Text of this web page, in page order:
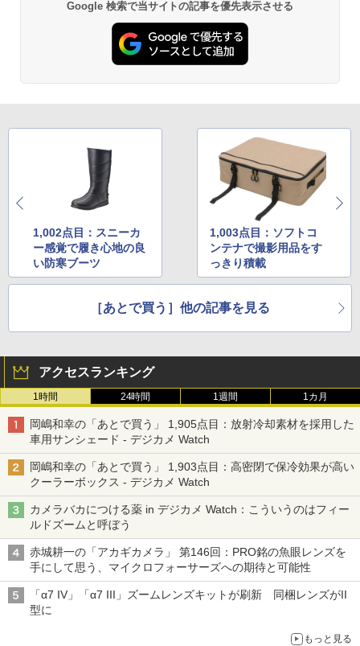
Google 検索で当サイトの記事を優先表示させる
1,002点目：スニーカ
ー感覚で履き心地の良
い防寒ブーツ
1,003点目：ソフトコ
ンテナで撮影用品をす
っきり積載
［あとで買う］他の記事を見る
アクセスランキング
1時間 24時間 1週間 1カ月
岡嶋和幸の「あとで買う」 1,905点目：放射冷却素材を採用した
車用サンシェード - デジカメ Watch
岡嶋和幸の「あとで買う」 1,903点目：高密閉で保冷効果が高い
クーラーボックス - デジカメ Watch
カメラバカにつける薬 in デジカメ Watch：こういうのはフィー
ルドズームと呼ぼう
赤城耕一の「アカギカメラ」 第146回：PRO銘の魚眼レンズを
手にして思う、マイクロフォーサーズへの期待と可能性
「α7 IV」「α7 III」ズームレンズキットが刷新 同梱レンズがII
型に
もっと見る